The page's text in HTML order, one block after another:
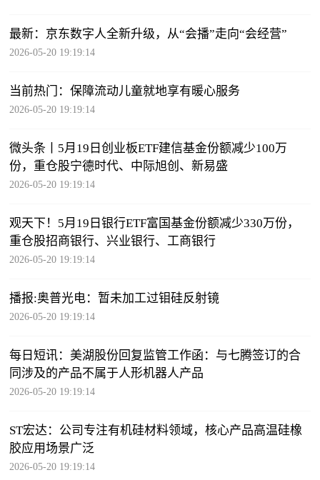
最新：京东数字人全新升级，从“会播”走向“会经营”
2026-05-20 19:19:14
当前热门：保障流动儿童就地享有暖心服务
2026-05-20 19:19:14
微头条丨5月19日创业板ETF建信基金份额减少100万
份，重仓股宁德时代、中际旭创、新易盛
2026-05-20 19:19:14
观天下！5月19日银行ETF富国基金份额减少330万份，
重仓股招商银行、兴业银行、工商银行
2026-05-20 19:19:14
播报:奥普光电：暂未加工过钼硅反射镜
2026-05-20 19:19:14
每日短讯：美湖股份回复监管工作函：与七腾签订的合
同涉及的产品不属于人形机器人产品
2026-05-20 19:19:14
ST宏达：公司专注有机硅材料领域，核心产品高温硅橡
胶应用场景广泛
2026-05-20 19:19:14